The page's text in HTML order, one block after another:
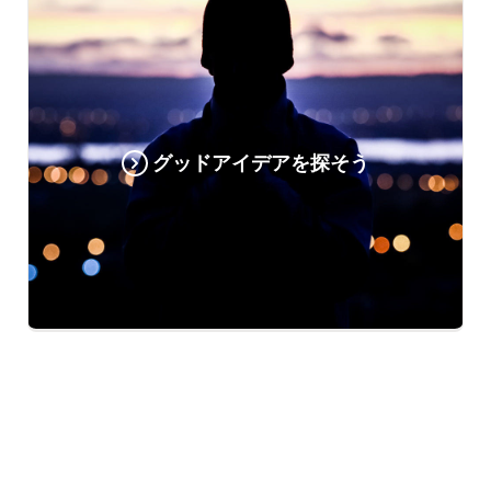
グッドアイデアを探そう